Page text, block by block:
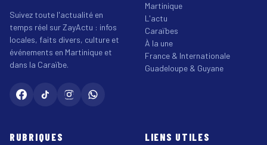
Suivez toute l'actualité en
temps réel sur ZayActu : infos
locales, faits divers, culture et
événements en Martinique et
dans la Caraïbe.
Martinique
L'actu
Caraïbes
À la une
France & Internationale
Guadeloupe & Guyane
RUBRIQUES LIENS UTILES